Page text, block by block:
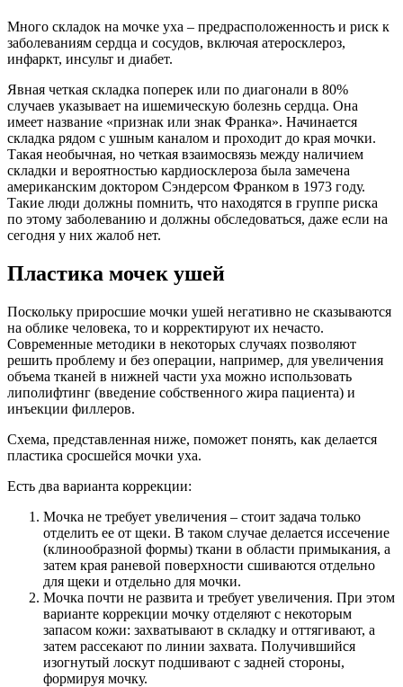
Много складок на мочке уха – предрасположенность и риск к
заболеваниям сердца и сосудов, включая атеросклероз,
инфаркт, инсульт и диабет.
Явная четкая складка поперек или по диагонали в 80%
случаев указывает на ишемическую болезнь сердца. Она
имеет название «признак или знак Франка». Начинается
складка рядом с ушным каналом и проходит до края мочки.
Такая необычная, но четкая взаимосвязь между наличием
складки и вероятностью кардиосклероза была замечена
американским доктором Сэндерсом Франком в 1973 году.
Такие люди должны помнить, что находятся в группе риска
по этому заболеванию и должны обследоваться, даже если на
сегодня у них жалоб нет.
Пластика мочек ушей
Поскольку приросшие мочки ушей негативно не сказываются
на облике человека, то и корректируют их нечасто.
Современные методики в некоторых случаях позволяют
решить проблему и без операции, например, для увеличения
объема тканей в нижней части уха можно использовать
липолифтинг (введение собственного жира пациента) и
инъекции филлеров.
Схема, представленная ниже, поможет понять, как делается
пластика сросшейся мочки уха.
Есть два варианта коррекции:
Мочка не требует увеличения – стоит задача только
отделить ее от щеки. В таком случае делается иссечение
(клинообразной формы) ткани в области примыкания, а
затем края раневой поверхности сшиваются отдельно
для щеки и отдельно для мочки.
Мочка почти не развита и требует увеличения. При этом
варианте коррекции мочку отделяют с некоторым
запасом кожи: захватывают в складку и оттягивают, а
затем рассекают по линии захвата. Получившийся
изогнутый лоскут подшивают с задней стороны,
формируя мочку.